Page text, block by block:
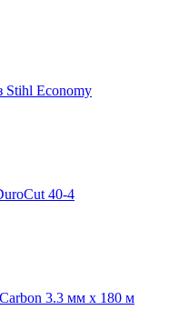
Stihl Economy
40-4
3.3 мм х 180 м